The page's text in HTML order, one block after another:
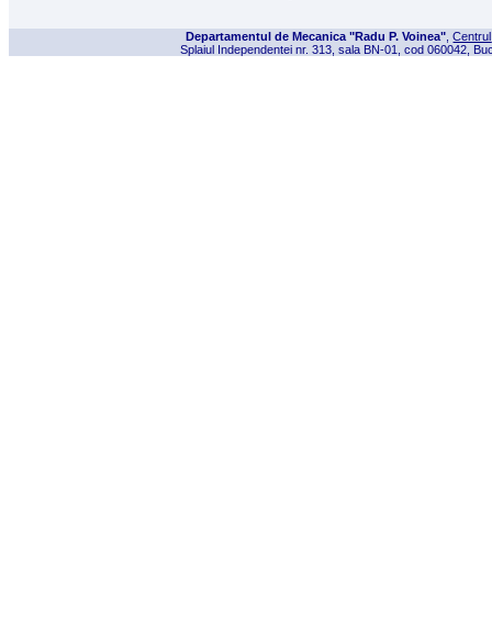
Departamentul de Mecanica "Radu P. Voinea" ,Centrul
Splaiul Independentei nr. 313, sala BN-01, cod 060042,